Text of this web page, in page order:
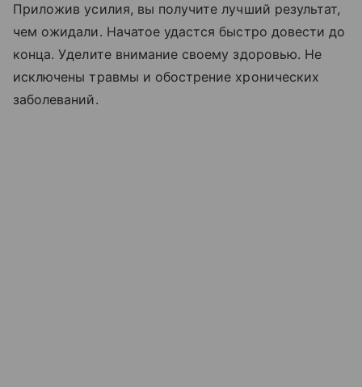
Приложив усилия, вы получите лучший результат,
чем ожидали. Начатое удастся быстро довести до
конца. Уделите внимание своему здоровью. Не
исключены травмы и обострение хронических
заболеваний.